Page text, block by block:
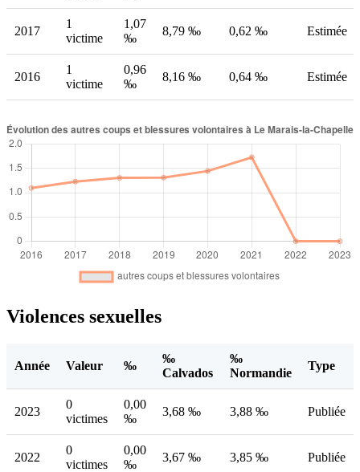
2017
1
victime
1,07
‰
8,79 ‰ 0,62 ‰ Estimée
2016
1
victime
0,96
‰
8,16 ‰ 0,64 ‰ Estimée
Violences sexuelles
Année Valeur ‰
‰
Calvados
‰
Normandie
Type
2023
0
victimes
0,00
‰
3,68 ‰ 3,88 ‰ Publiée
2022
0
victimes
0,00
‰
3,67 ‰ 3,85 ‰ Publiée